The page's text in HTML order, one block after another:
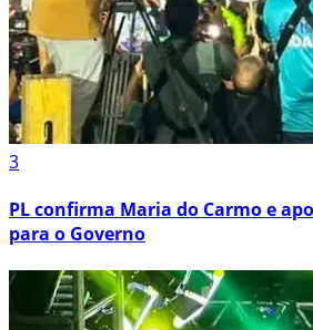
3
PL confirma Maria do Carmo e
para o Governo